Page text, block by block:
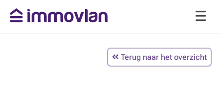
Terug naar het overzicht